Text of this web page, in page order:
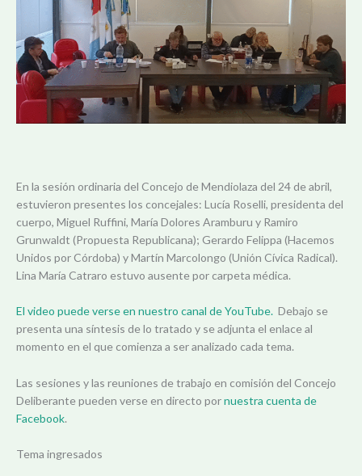
En la sesión ordinaria del Concejo de Mendiolaza del 24 de abril,
estuvieron presentes los concejales: Lucía Roselli, presidenta del
cuerpo, Miguel Ruffini, María Dolores Aramburu y Ramiro
Grunwaldt (Propuesta Republicana); Gerardo Felippa (Hacemos
Unidos por Córdoba) y Martín Marcolongo (Unión Cívica Radical).
Lina María Catraro estuvo ausente por carpeta médica.
El video puede verse en nuestro canal de YouTube. Debajo se
presenta una síntesis de lo tratado y se adjunta el enlace al
momento en el que comienza a ser analizado cada tema.
Las sesiones y las reuniones de trabajo en comisión del Concejo
Deliberante pueden verse en directo pornuestra cuenta de
Facebook.
Tema ingresados